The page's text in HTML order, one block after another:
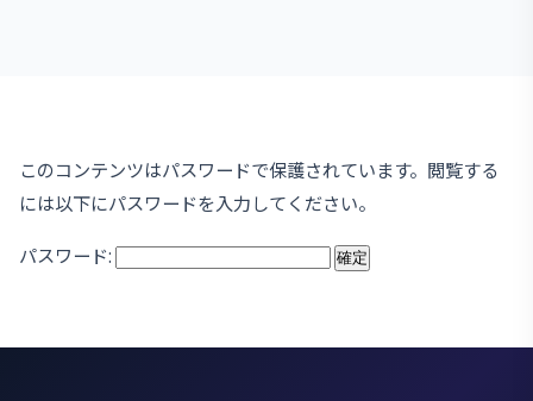
このコンテンツはパスワードで保護されています。閲覧する
には以下にパスワードを入力してください。
パスワード: